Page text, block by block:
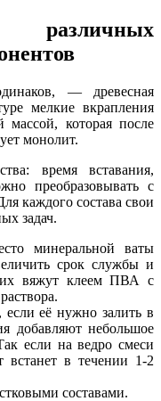
— древесная
мелкие вкрапления
массой, которая после
монолит.
время вставания,
преобразовывать с
каждого состава свои
задач.
минеральной ваты
срок службы и
их вяжут клеем ПВА с
её нужно залить в
добавляют небольшое
если на ведро смеси
встанет в течении 1-2
составами.